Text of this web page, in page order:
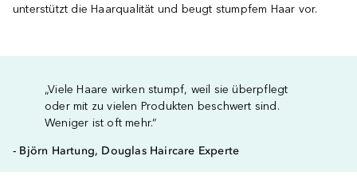
unterstützt die Haarqualität und beugt stumpfem Haar vor.
„Viele Haare wirken stumpf, weil sie überpflegt
oder mit zu vielen Produkten beschwert sind.
Weniger ist oft mehr.“
- Björn Hartung, Douglas Haircare Experte